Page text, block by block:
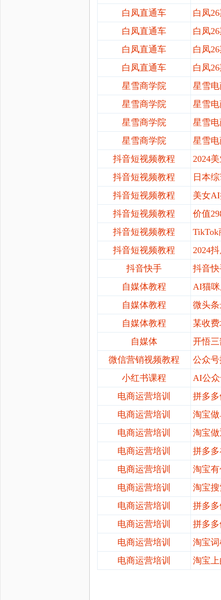
白凤直通车
白凤
白凤直通车
白凤
白凤直通车
白凤
白凤直通车
白凤
星雪商学院
星雪
星雪商学院
星雪
星雪商学院
星雪
星雪商学院
星雪
抖音短视频教程
2024
抖音短视频教程
日本
抖音短视频教程
美女
抖音短视频教程
价值
抖音短视频教程
抖音短视频教程
2024
抖音快手
抖音
自媒体教程
AI猫
自媒体教程
微头
自媒体教程
某收
自媒体
开悟
微信营销视频教程
公众
小红书课程
AI公
电商运营培训
拼多
电商运营培训
淘宝
电商运营培训
淘宝
电商运营培训
拼多
电商运营培训
淘宝
电商运营培训
淘宝
电商运营培训
拼多
电商运营培训
拼多
电商运营培训
淘宝
电商运营培训
淘宝